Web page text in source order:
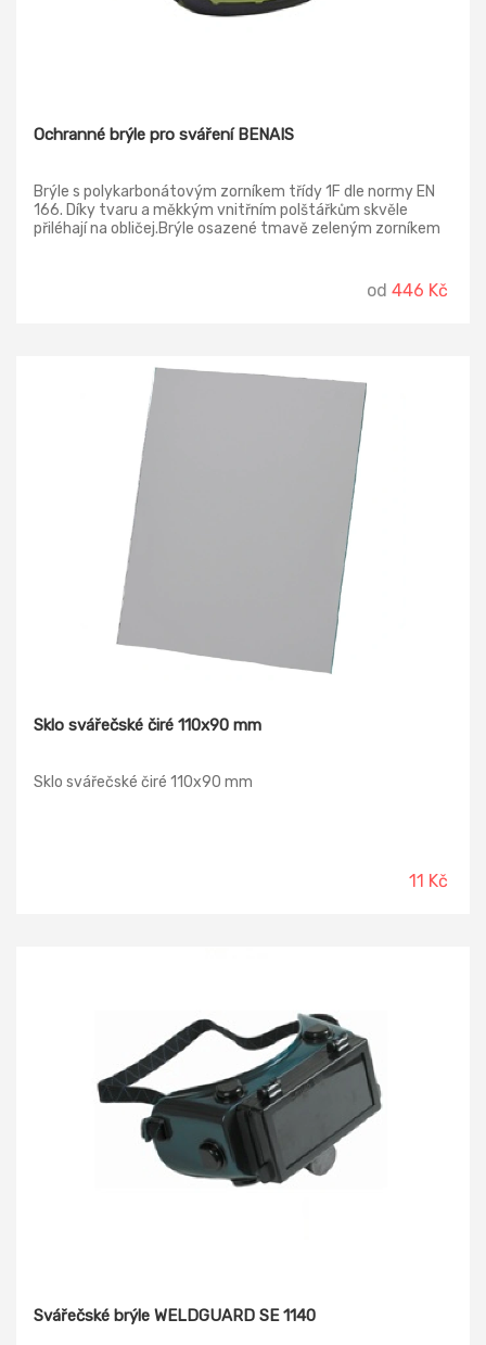
Ochranné brýle pro sváření BENAIS
Brýle s polykarbonátovým zorníkem třídy 1F dle normy EN
166. Díky tvaru a měkkým vnitřním polštářkům skvěle
přiléhají na obličej.Brýle osazené tmavě zeleným zorníkem
od 446 Kč
Sklo svářečské čiré 110x90 mm
Sklo svářečské čiré 110x90 mm
11 Kč
Svářečské brýle WELDGUARD SE 1140